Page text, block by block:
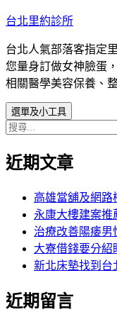
跳
主
要
內
容
台北里約診所
台北人氣部落客指定
您量身訂做女神臉蛋
相關醫學美容保養、
選單及小工具
搜
關
近期文章
高雄當舖及網路
永康大樓建案推
治療改善陽痿男
大寮借錢要分紹
新北床墊找到台
近期留言